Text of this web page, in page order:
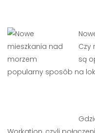
Czy
są
popularny sposób na